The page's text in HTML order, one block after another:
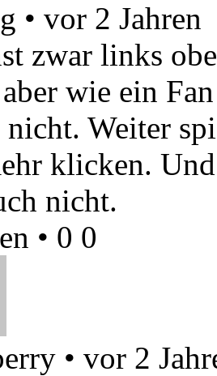
• vor 2 Jahren
zwar links
wie ein
Weiter
klicken.
nicht.
• 0 0
• vor 2